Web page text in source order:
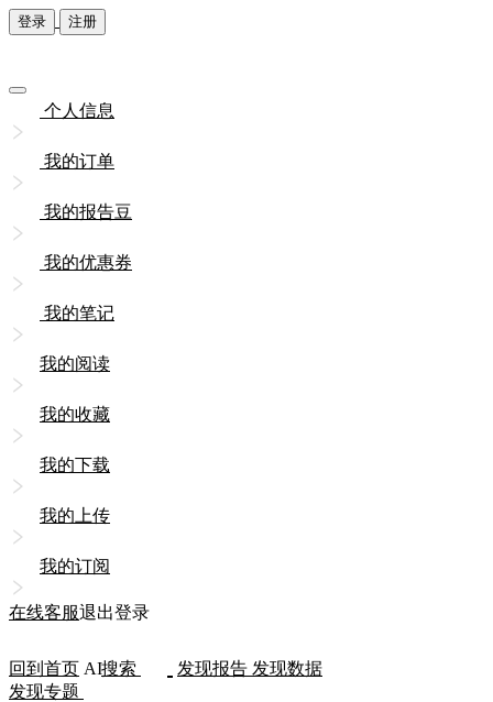
登录 注册
个人信息
我的订单
我的报告豆
我的优惠券
我的笔记
我的阅读
我的收藏
我的下载
我的上传
我的订阅
在线客服退出登录
回到首页 AI搜索 发现报告 发现数据
发现专题